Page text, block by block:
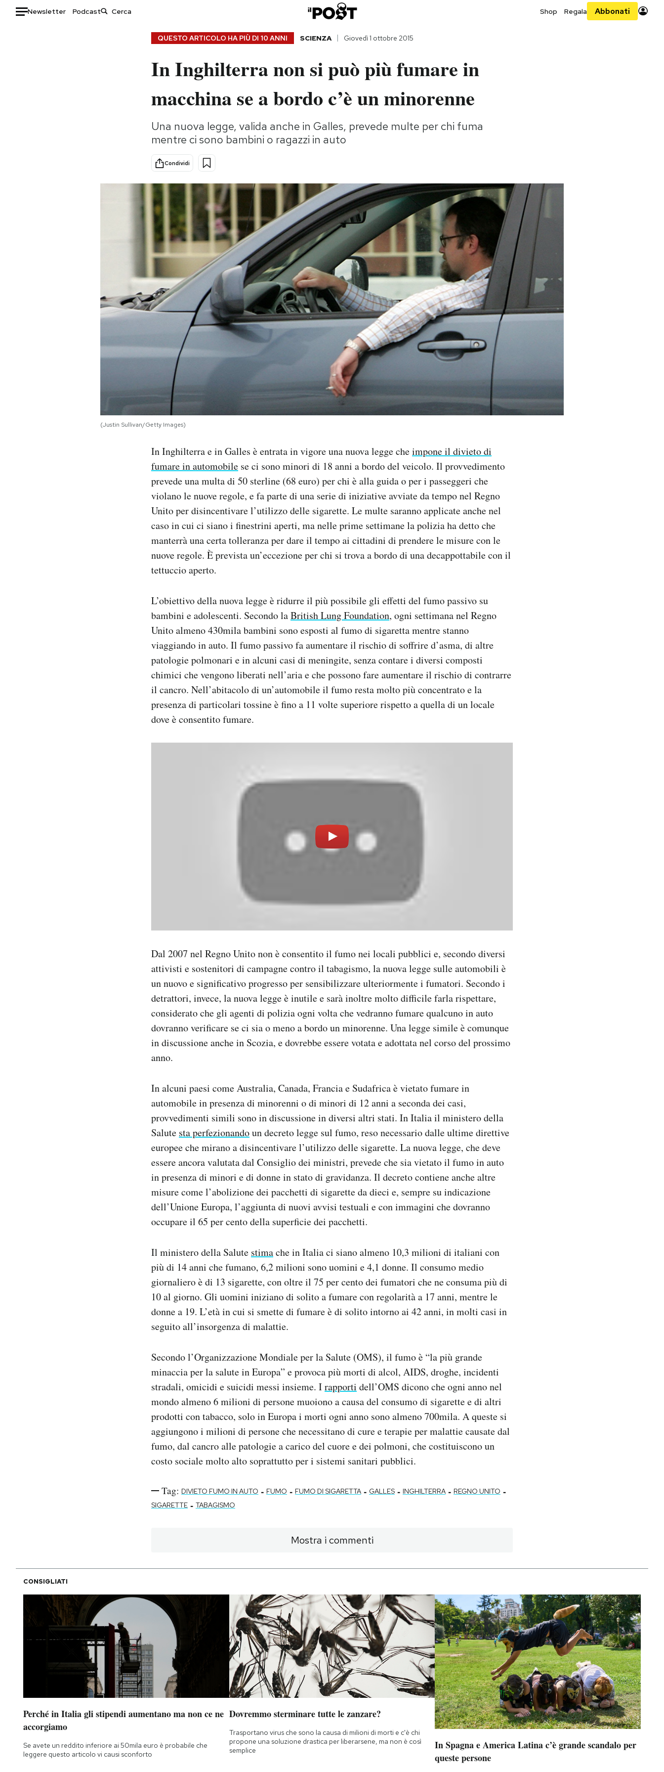
Newsletter Podcast Shop Regala Abbonati
Storie/Idee
Ok Boomer!
Altrecose
Mondiali calcio 2026
QUESTO ARTICOLO HA PIÙ DI 10 ANNI SCIENZA Giovedì 1 ottobre 2015
In Inghilterra non si può più fumare in
macchina se a bordo c’è un minorenne
Una nuova legge, valida anche in Galles, prevede multe per chi fuma
mentre ci sono bambini o ragazzi in auto
Condividi
(Justin Sullivan/Getty Images)
In Inghilterra e in Galles è entrata in vigore una nuova legge cheimpone il divieto di
fumare in automobile se ci sono minori di 18 anni a bordo del veicolo. Il provvedimento
prevede una multa di 50 sterline (68 euro) per chi è alla guida o per i passeggeri che
violano le nuove regole, e fa parte di una serie di iniziative avviate da tempo nel Regno
Unito per disincentivare l’utilizzo delle sigarette. Le multe saranno applicate anche nel
caso in cui ci siano i finestrini aperti, ma nelle prime settimane la polizia ha detto che
manterrà una certa tolleranza per dare il tempo ai cittadini di prendere le misure con le
nuove regole. È prevista un’eccezione per chi si trova a bordo di una decappottabile con il
tettuccio aperto.
L’obiettivo della nuova legge è ridurre il più possibile gli effetti del fumo passivo su
bambini e adolescenti. Secondo laBritish Lung Foundation, ogni settimana nel Regno
Unito almeno 430mila bambini sono esposti al fumo di sigaretta mentre stanno
viaggiando in auto. Il fumo passivo fa aumentare il rischio di soffrire d’asma, di altre
patologie polmonari e in alcuni casi di meningite, senza contare i diversi composti
chimici che vengono liberati nell’aria e che possono fare aumentare il rischio di contrarre
il cancro. Nell’abitacolo di un’automobile il fumo resta molto più concentrato e la
presenza di particolari tossine è fino a 11 volte superiore rispetto a quella di un locale
dove è consentito fumare.
Dal 2007 nel Regno Unito non è consentito il fumo nei locali pubblici e, secondo diversi
attivisti e sostenitori di campagne contro il tabagismo, la nuova legge sulle automobili è
un nuovo e significativo progresso per sensibilizzare ulteriormente i fumatori. Secondo i
detrattori, invece, la nuova legge è inutile e sarà inoltre molto difficile farla rispettare,
considerato che gli agenti di polizia ogni volta che vedranno fumare qualcuno in auto
dovranno verificare se ci sia o meno a bordo un minorenne. Una legge simile è comunque
in discussione anche in Scozia, e dovrebbe essere votata e adottata nel corso del prossimo
anno.
In alcuni paesi come Australia, Canada, Francia e Sudafrica è vietato fumare in
automobile in presenza di minorenni o di minori di 12 anni a seconda dei casi,
provvedimenti simili sono in discussione in diversi altri stati. In Italia il ministero della
Salute sta perfezionandoun decreto legge sul fumo, reso necessario dalle ultime direttive
europee che mirano a disincentivare l’utilizzo delle sigarette. La nuova legge, che deve
essere ancora valutata dal Consiglio dei ministri, prevede che sia vietato il fumo in auto
in presenza di minori e di donne in stato di gravidanza. Il decreto contiene anche altre
misure come l’abolizione dei pacchetti di sigarette da dieci e, sempre su indicazione
dell’Unione Europa, l’aggiunta di nuovi avvisi testuali e con immagini che dovranno
occupare il 65 per cento della superficie dei pacchetti.
Il ministero della Salute stimache in Italia ci siano almeno 10,3 milioni di italiani con
più di 14 anni che fumano, 6,2 milioni sono uomini e 4,1 donne. Il consumo medio
giornaliero è di 13 sigarette, con oltre il 75 per cento dei fumatori che ne consuma più di
10 al giorno. Gli uomini iniziano di solito a fumare con regolarità a 17 anni, mentre le
donne a 19. L’età in cui si smette di fumare è di solito intorno ai 42 anni, in molti casi in
seguito all’insorgenza di malattie.
Secondo l’Organizzazione Mondiale per la Salute (OMS), il fumo è “la più grande
minaccia per la salute in Europa” e provoca più morti di alcol, AIDS, droghe, incidenti
stradali, omicidi e suicidi messi insieme. Irapporti dell’OMS dicono che ogni anno nel
mondo almeno 6 milioni di persone muoiono a causa del consumo di sigarette e di altri
prodotti con tabacco, solo in Europa i morti ogni anno sono almeno 700mila. A queste si
aggiungono i milioni di persone che necessitano di cure e terapie per malattie causate dal
fumo, dal cancro alle patologie a carico del cuore e dei polmoni, che costituiscono un
costo sociale molto alto soprattutto per i sistemi sanitari pubblici.
Tag: DIVIETO FUMO IN AUTO - FUMO - FUMO DI SIGARETTA - GALLES - INGHILTERRA - REGNO UNITO -
SIGARETTE - TABAGISMO
Mostra i commenti
CONSIGLIATI
Perché in Italia gli stipendi aumentano ma non ce ne
accorgiamo
Se avete un reddito inferiore ai 50mila euro è probabile che
leggere questo articolo vi causi sconforto
Dovremmo sterminare tutte le zanzare?
Trasportano virus che sono la causa di milioni di morti e c'è chi
propone una soluzione drastica per liberarsene, ma non è così
semplice
In Spagna e America Latina c’è grande scandalo per
queste persone